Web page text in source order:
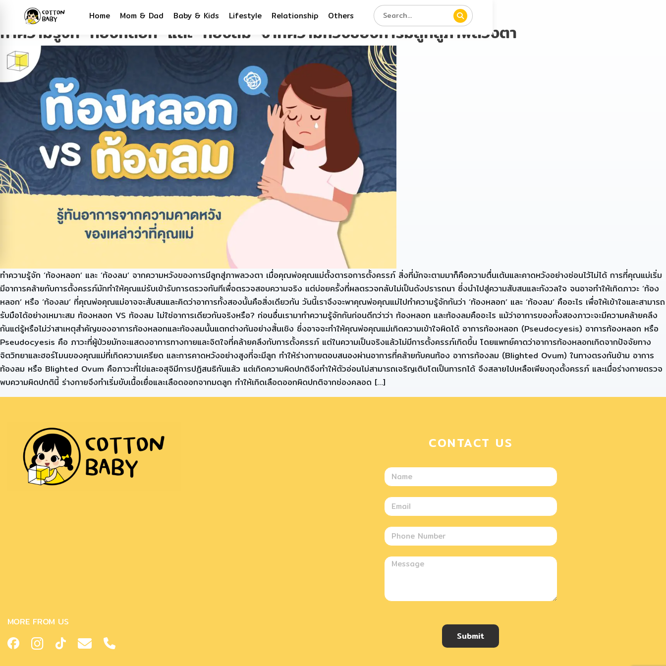
Home Mom & Dad Baby & Kids Lifestyle Relationship Others
Tag:ท้องหลอก
ทำความรู้จัก ‘ท้องหลอก’ และ ‘ท้องลม’ จากความหวังของการมีลูกสู่ภาพลวงตา
ทำความรู้จัก ‘ท้องหลอก’ และ ‘ท้องลม’ จากความหวังของการมีลูกสู่ภาพลวงตา เมื่อคุณพ่อคุณแม่ตั้งตารอการตั้งครรภ์ สิ่งที่มักจะตามมาก็คือความตื่นเต้นและคาดหวังอย่างซ่อนไว้ไม่ได้ การที่คุณแม่เริ่ม
มีอาการคล้ายกับการตั้งครรภ์มักทำให้คุณแม่รับเข้ารับการตรวจทันทีเพื่อตรวจสอบความจริง แต่บ่อยครั้งที่ผลตรวจกลับไม่เป็นดังปรารถนา ซึ่งนำไปสู่ความสับสนและกังวลใจ จนอาจทำให้เกิดภาวะ ‘ท้อง
หลอก’ หรือ ‘ท้องลม’ ที่คุณพ่อคุณแม่อาจจะสับสนและคิดว่าอาการทั้งสองนั้นคือสิ่งเดียวกัน วันนี้เราจึงจะพาคุณพ่อคุณแม่ไปทำความรู้จักกันว่า ‘ท้องหลอก’ และ ‘ท้องลม’ คืออะไร เพื่อให้เข้าใจและสามารถ
รับมือได้อย่างเหมาะสม ท้องหลอก VS ท้องลม ไม่ใช่อาการเดียวกันจริงหรือ? ก่อนอื่นเรามาทำความรู้จักกันก่อนดีกว่าว่า ท้องหลอก และท้องลมคืออะไร แม้ว่าอาการของทั้งสองภาวะจะมีความคล้ายคลึง
กันแต่รู้หรือไม่ว่าสาเหตุสำคัญของอาการท้องหลอกและท้องลมนั้นแตกต่างกันอย่างสิ้นเชิง ซึ่งอาจจะทำให้คุณพ่อคุณแม่เกิดความเข้าใจผิดได้ อาการท้องหลอก (Pseudocyesis) อาการท้องหลอก หรือ
Pseudocyesis คือ ภาวะที่ผู้ป่วยมักจะแสดงอาการทางกายและจิตใจที่คล้ายคลึงกับการตั้งครรภ์ แต่ในความเป็นจริงแล้วไม่มีการตั้งครรภ์เกิดขึ้น โดยแพทย์คาดว่าอาการท้องหลอกเกิดจากปัจจัยทาง
จิตวิทยาและฮอร์โมนของคุณแม่ที่เกิดความเครียด และการคาดหวังอย่างสูงที่จะมีลูก ทำให้ร่างกายตอบสนองผ่านอาการที่คล้ายกับคนท้อง อาการท้องลม (Blighted Ovum) ในทางตรงกันข้าม อาการ
ท้องลม หรือ Blighted Ovum คือภาวะที่ไข่และอสุจิมีการปฏิสนธิกันแล้ว แต่เกิดความผิดปกติจึงทำให้ตัวอ่อนไม่สามารถเจริญเติบโตเป็นทารกได้ จึงสลายไปเหลือเพียงถุงตั้งครรภ์ และเมื่อร่างกายตรวจ
พบความผิดปกตินี้ ร่างกายจึงทำเริ่มขับเนื้อเยื่อและเลือดออกจากมดลูก ทำให้เกิดเลือดออกผิดปกติจากช่องคลอด […]
MORE FROM US
CONTACT US
Submit